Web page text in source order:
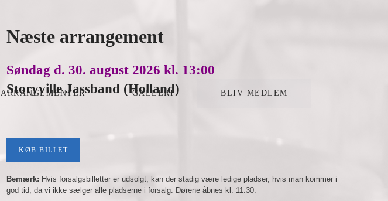
ARRANGEMENTER GALLERI BLIV MEDLEM
Næste arrangement
Søndag d. 30. august 2026 kl. 13:00
Storyville Jassband (Holland)
KØB BILLET
Bemærk: Hvis forsalgsbilletter er udsolgt, kan der stadig være ledige pladser, hvis man kommer i
god tid, da vi ikke sælger alle pladserne i forsalg. Dørene åbnes kl. 11.30.